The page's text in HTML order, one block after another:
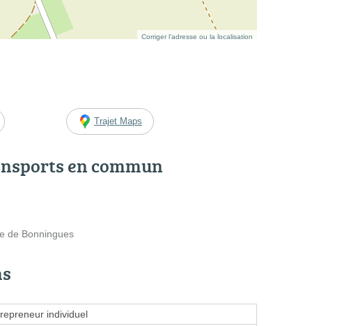
Corriger l’adresse ou la localisation
Trajet Maps
en commun
de Bonningues
individuel